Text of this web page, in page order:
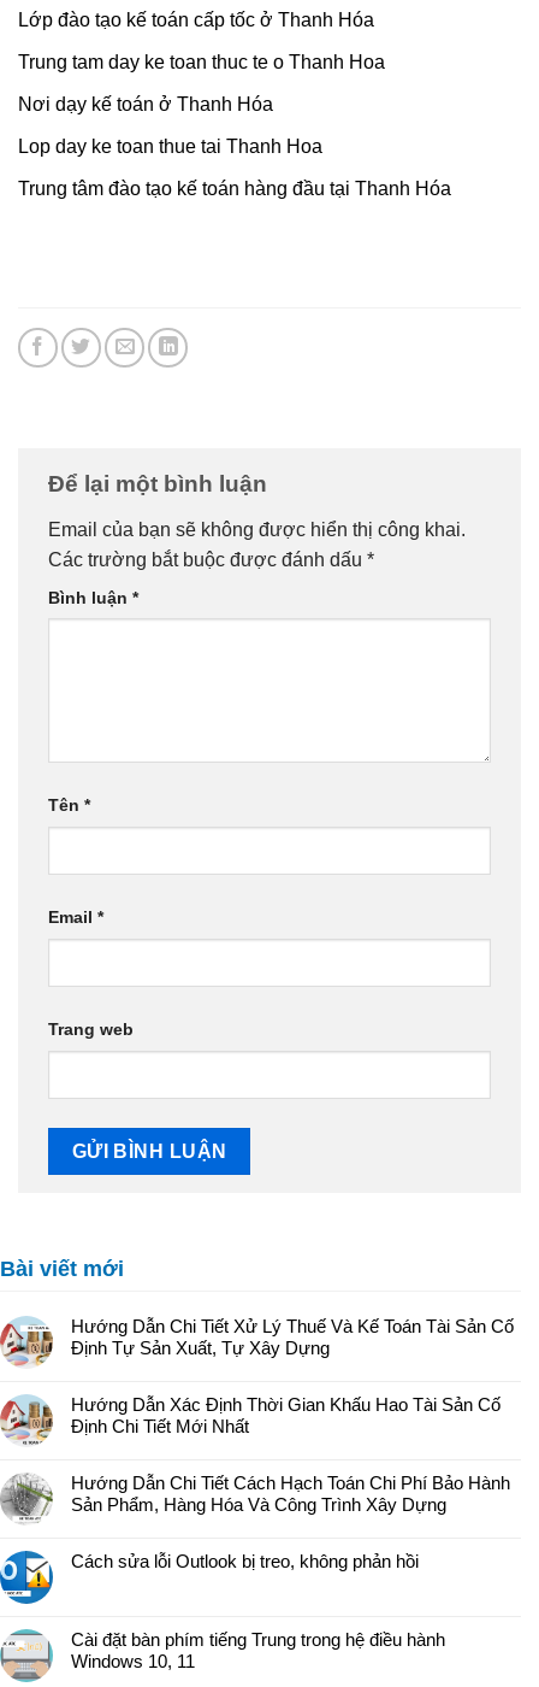
Lớp đào tạo kế toán cấp tốc ở Thanh Hóa
Trung tam day ke toan thuc te o Thanh Hoa
Nơi dạy kế toán ở Thanh Hóa
Lop day ke toan thue tai Thanh Hoa
Trung tâm đào tạo kế toán hàng đầu tại Thanh Hóa
Để lại một bình luận
Email của bạn sẽ không được hiển thị công khai.
Các trường bắt buộc được đánh dấu *
Bình luận *
Tên *
Email *
Trang web
Bài viết mới
Hướng Dẫn Chi Tiết Xử Lý Thuế Và Kế Toán Tài Sản Cố
Định Tự Sản Xuất, Tự Xây Dựng
Hướng Dẫn Xác Định Thời Gian Khấu Hao Tài Sản Cố
Định Chi Tiết Mới Nhất
Hướng Dẫn Chi Tiết Cách Hạch Toán Chi Phí Bảo Hành
Sản Phẩm, Hàng Hóa Và Công Trình Xây Dựng
Cách sửa lỗi Outlook bị treo, không phản hồi
Cài đặt bàn phím tiếng Trung trong hệ điều hành
Windows 10, 11